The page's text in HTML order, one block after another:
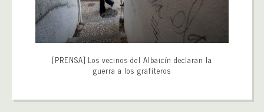
[PRENSA] Los vecinos del Albaicín declaran la
guerra a los grafiteros